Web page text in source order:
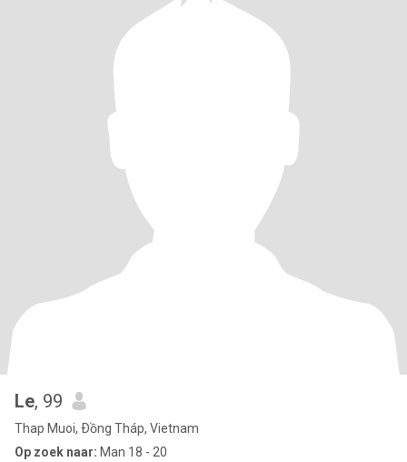
Le, 99
Thap Muoi, Ðồng Tháp, Vietnam
Op zoek naar: Man 18 - 20